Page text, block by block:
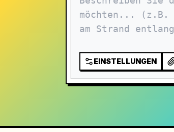
EINSTELLUNGEN